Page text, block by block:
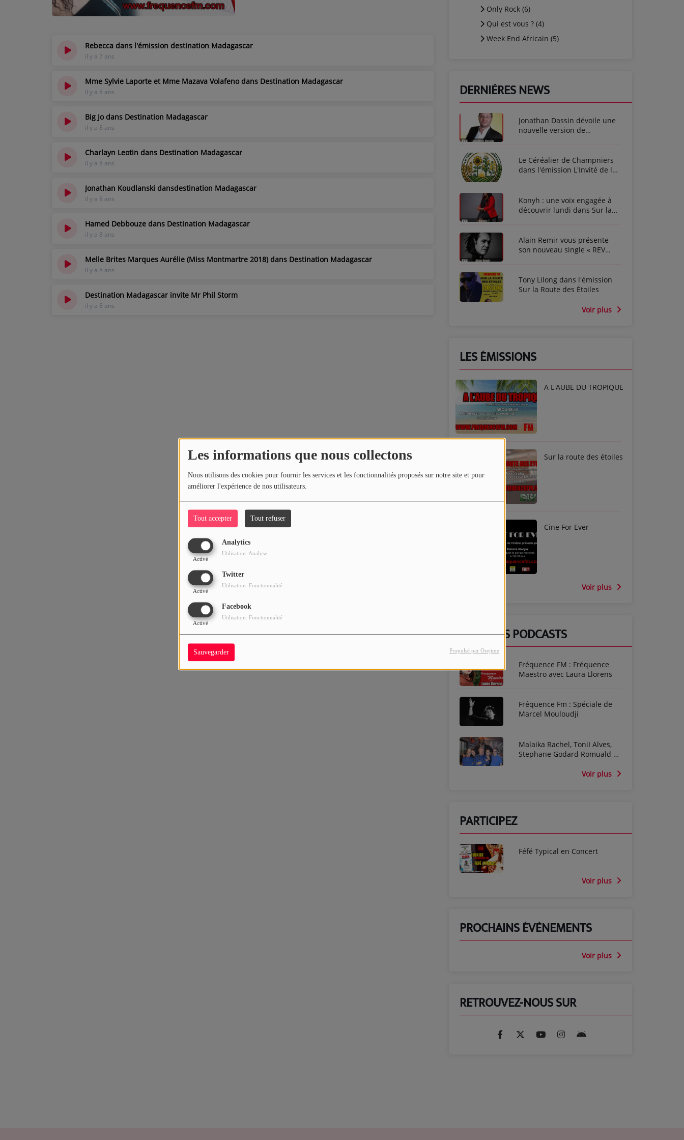
Les informations que nous collectons
Nous utilisons des cookies pour fournir les services et les fonctionnalités proposés sur notre site et pour
améliorer l'expérience de nos utilisateurs.
Tout accepter Tout refuser
Analytics
Activé
Utilisation: Analyse
Twitter
Activé
Utilisation: Fonctionnalité
Facebook
Activé
Utilisation: Fonctionnalité
Sauvegarder Propulsé par Orejime
Rebecca dans l'émission destination Madagascar
il y a 7 ans
Mme Sylvie Laporte et Mme Mazava Volafeno dans Destination Madagascar
il y a 8 ans
Big Jo dans Destination Madagascar
il y a 8 ans
Charlayn Leotin dans Destination Madagascar
il y a 8 ans
Jonathan Koudlanski dansdestination Madagascar
il y a 8 ans
Hamed Debbouze dans Destination Madagascar
il y a 8 ans
Melle Brites Marques Aurélie (Miss Montmartre 2018) dans Destination Madagascar
il y a 8 ans
Destination Madagascar invite Mr Phil Storm
il y a 8 ans
Only Rock (6)
Qui est vous ? (4)
Week End Africain (5)
DERNIÈRES NEWS
Jonathan Dassin dévoile une
nouvelle version de
Le Céréalier de Champniers
dans l'émission L'Invité de la
Konyh : une voix engagée à
découvrir lundi dans Sur la
Alain Remir vous présente
son nouveau single « REV
Tony Lilong dans l'émission
Sur la Route des Étoiles
Voir plus
LES ÉMISSIONS
A L'AUBE DU TROPIQUE
Sur la route des étoiles
Cine For Ever
Voir plus
DERNIERS PODCASTS
Fréquence FM : Fréquence
Maestro avec Laura Llorens
Fréquence Fm : Spéciale de
Marcel Mouloudji
Malaika Rachel, ToniI Alves,
Stephane Godard Romuald et
dans l'émission Cine For Ever
Voir plus
PARTICIPEZ
Féfé Typical en Concert
Voir plus
PROCHAINS ÉVÈNEMENTS
Voir plus
RETROUVEZ-NOUS SUR